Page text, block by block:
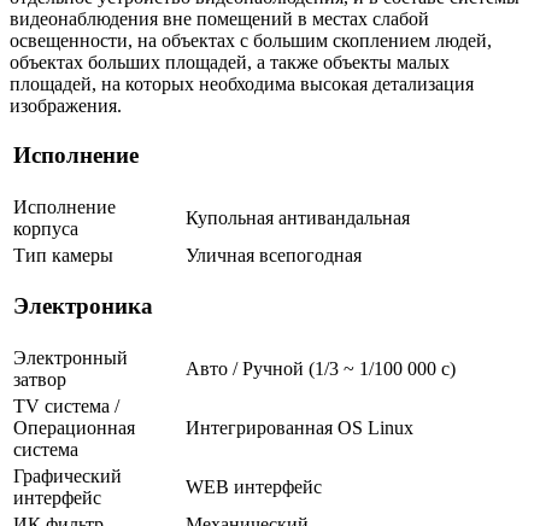
видеонаблюдения вне помещений в местах слабой
освещенности, на объектах с большим скоплением людей,
объектах больших площадей, а также объекты малых
площадей, на которых необходима высокая детализация
изображения.
Исполнение
Исполнение
корпуса
Купольная антивандальная
Тип камеры
Уличная всепогодная
Электроника
Электронный
затвор
Авто / Ручной (1/3 ~ 1/100 000 с)
TV система /
Операционная
система
Интегрированная OS Linux
Графический
интерфейс
WEB интерфейс